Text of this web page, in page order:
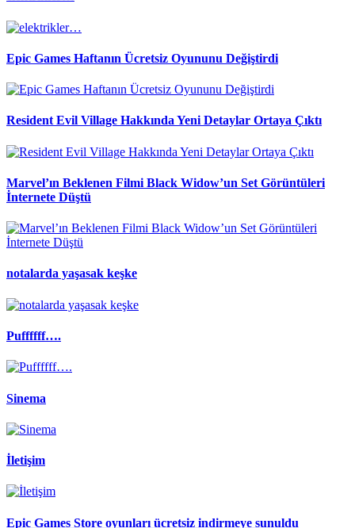
Epic Games Haftanın Ücretsiz Oyununu Değiştirdi
Resident Evil Village Hakkında Yeni Detaylar Ortaya Çıktı
Marvel’ın Beklenen Filmi Black Widow’un Set Görüntüleri
İnternete Düştü
notalarda yaşasak keşke
Puffffff….
Sinema
İletişim
Epic Games Store oyunları ücretsiz indirmeye sunuldu